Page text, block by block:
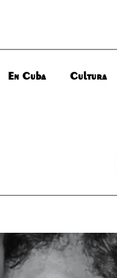
En Cuba Cultura